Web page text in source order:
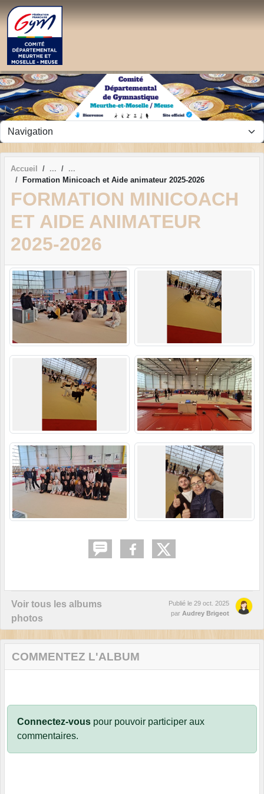
Accueil
Formation Minicoach et Aide animateur 2025-2026
FORMATION MINICOACH
ET AIDE ANIMATEUR
2025-2026
Voir tous les albums
photos
Publié le 29 oct. 2025
par Audrey Brigeot
COMMENTEZ L'ALBUM
Connectez-vous pour pouvoir participer aux
commentaires.
Panneau de gestion des cookies